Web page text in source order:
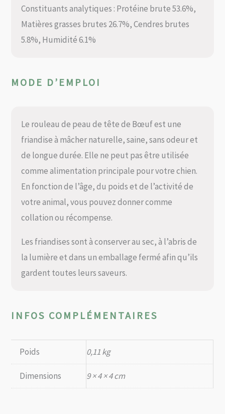
Constituants analytiques : Protéine brute 53.6%,
Matières grasses brutes 26.7%, Cendres brutes
5.8%, Humidité 6.1%
MODE D’EMPLOI
Le rouleau de peau de tête de Bœuf est une
friandise à mâcher naturelle, saine, sans odeur et
de longue durée. Elle ne peut pas être utilisée
comme alimentation principale pour votre chien.
En fonction de l’âge, du poids et de l’activité de
votre animal, vous pouvez donner comme
collation ou récompense.
Les friandises sont à conserver au sec, à l’abris de
la lumière et dans un emballage fermé afin qu’ils
gardent toutes leurs saveurs.
INFOS COMPLÉMENTAIRES
Poids 0,11 kg
Dimensions 9 × 4 × 4 cm